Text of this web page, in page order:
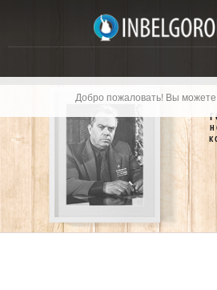
ГЛАВНАЯ
СТАТЬИ
КАТАЛОГ
ГОСТИНИЦЫ И ОТЕЛИ
ЭКСКУРСИИ
СОБЫТИЯ
КАРТА
Добро пожаловать! Вы можете